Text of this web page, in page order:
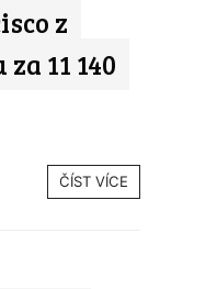
z
11 140
ČÍST VÍCE